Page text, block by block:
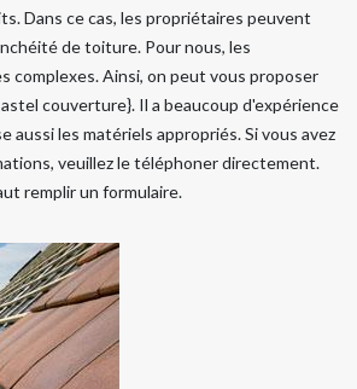
Dans ce cas, les propriétaires peuvent
de toiture. Pour nous, les
complexes. Ainsi, on peut vous proposer
couverture}. Il a beaucoup d'expérience
aussi les matériels appropriés. Si vous avez
veuillez le téléphoner directement.
remplir un formulaire.